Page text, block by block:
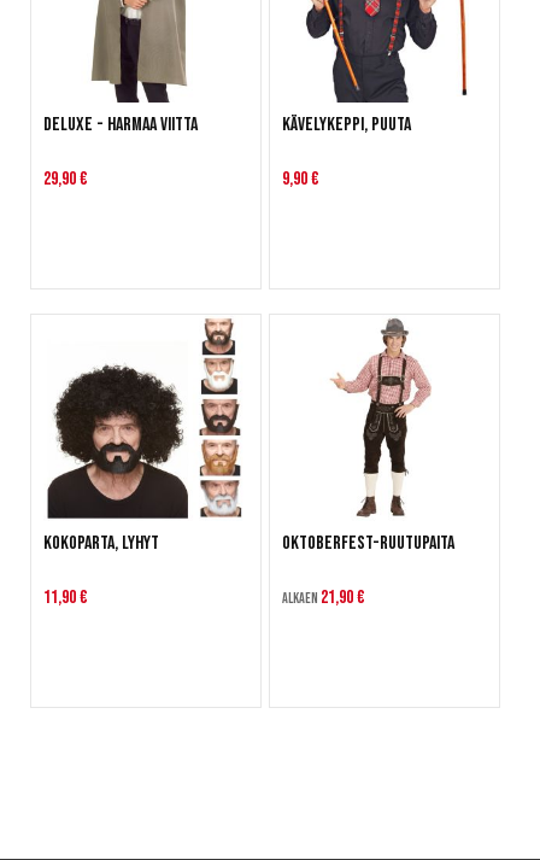
Deluxe - Harmaa viitta
29,90 €
Kävelykeppi, puuta
9,90 €
Kokoparta, lyhyt
11,90 €
Oktoberfest-ruutupaita
Alkaen 21,90 €